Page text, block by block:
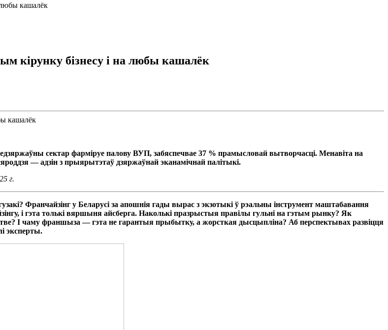
кашалёк
кірунку бізнесу і на любы кашалёк
сектар фарміруе палову ВУП, забяспечвае 37 % прамысловай вытворчасці. Менавіта на
— адзін з прыярытэтаў дзяржаўнай эканамічнай палітыкі.
г.
Франчайзінг у Беларусі за апошнія гады вырас з экзотыкі ў рэальны інструмент маштабавання
і гэта толькі вяршыня айсберга. Наколькі празрыстыя правілы гульні на гэтым рынку? Як
І чаму франшыза — гэта не гарантыя прыбытку, а жорсткая дысцыпліна? Аб перспектывах развіцця
эксперты.